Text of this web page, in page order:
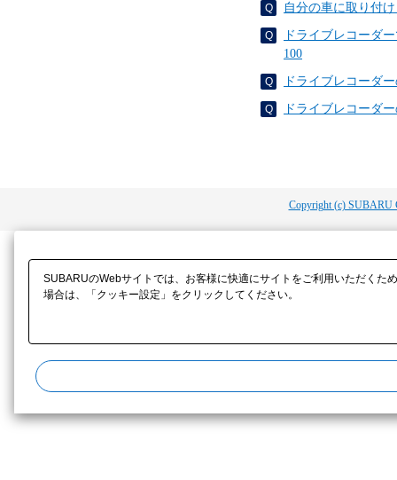
自分の車に取り付
ドライブレコーダ
100
ドライブレコーダ
ドライブレコーダ
Copyright (c) SUBARU
SUBARUのWebサイトでは、お客様に快適にサイトをご利用いただく
場合は、「クッキー設定」をクリックしてください。​